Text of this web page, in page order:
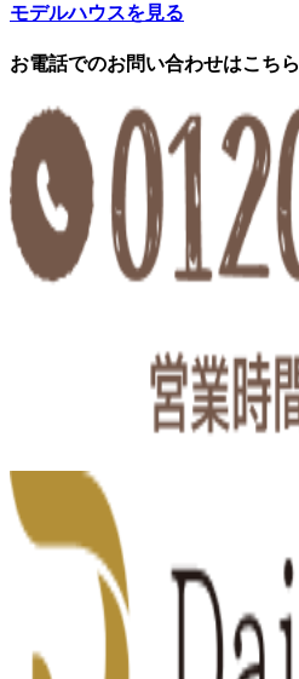
モデルハウスを見る
お電話でのお問い合わせはこちら